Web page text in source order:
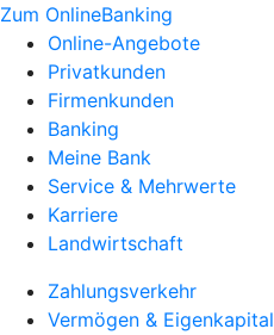
Zum OnlineBanking
Online-Angebote
Privatkunden
Firmenkunden
Banking
Meine Bank
Service & Mehrwerte
Karriere
Landwirtschaft
Zahlungsverkehr
Vermögen & Eigenkapital